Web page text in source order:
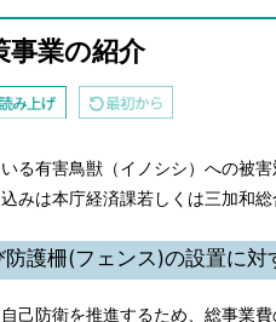
事業の紹介
る有害鳥獣（イノシシ）への被
みは本庁経済課若しくは三加和
護柵(フェンス)の設置に対
己防衛を推進するため、総事業